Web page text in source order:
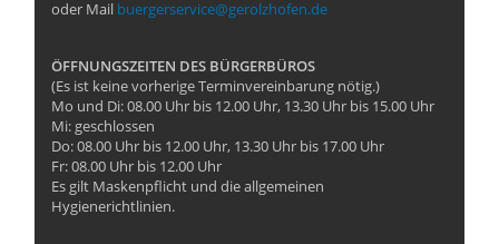
oder Mail buergerservice@gerolzhofen.de
ÖFFNUNGSZEITEN DES BÜRGERBÜROS
(Es ist keine vorherige Terminvereinbarung nötig.)
Mo und Di: 08.00 Uhr bis 12.00 Uhr, 13.30 Uhr bis 15.00 Uhr
Mi: geschlossen
Do: 08.00 Uhr bis 12.00 Uhr, 13.30 Uhr bis 17.00 Uhr
Fr: 08.00 Uhr bis 12.00 Uhr
Es gilt Maskenpflicht und die allgemeinen
Hygienerichtlinien.